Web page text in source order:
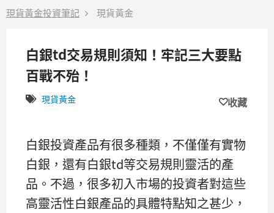
現貨黃金投資筆記 現貨黃金
白銀td交易規則須知！牢記三大要點
百戰不殆！
現貨黃金 收藏
白銀投資產品有很多種類，不僅僅有實物
白銀，還有白銀td等交易規則靈活的產
品。不過，很多初入市場的投資者對這些
高靈活性白銀產品的具體特點知之甚少，